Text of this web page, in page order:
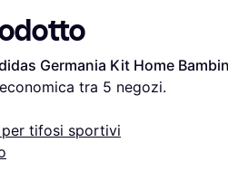
Germania Kit Home
tra 5 negozi.
tifosi sportivi